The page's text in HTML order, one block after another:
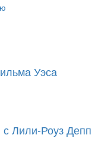
Уэса
Лили-Роуз Депп